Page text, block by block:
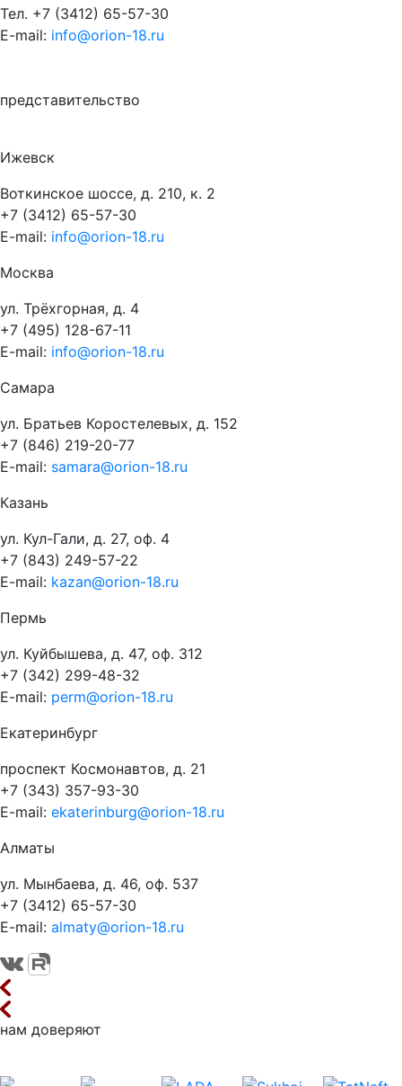
Тел. +7 (3412) 65-57-30
E-mail: info@orion-18.ru
представительство
Ижевск
Воткинское шоссе, д. 210, к. 2
+7 (3412) 65-57-30
E-mail: info@orion-18.ru
Москва
ул. Трёхгорная, д. 4
+7 (495) 128-67-11
E-mail: info@orion-18.ru
Самара
ул. Братьев Коростелевых, д. 152
+7 (846) 219-20-77
E-mail: samara@orion-18.ru
Казань
ул. Кул-Гали, д. 27, оф. 4
+7 (843) 249-57-22
E-mail: kazan@orion-18.ru
Пермь
ул. Куйбышева, д. 47, оф. 312
+7 (342) 299-48-32
E-mail: perm@orion-18.ru
Екатеринбург
проспект Космонавтов, д. 21
+7 (343) 357-93-30
E-mail: ekaterinburg@orion-18.ru
Алматы
ул. Мынбаева, д. 46, оф. 537
+7 (3412) 65-57-30
E-mail: almaty@orion-18.ru
нам доверяют